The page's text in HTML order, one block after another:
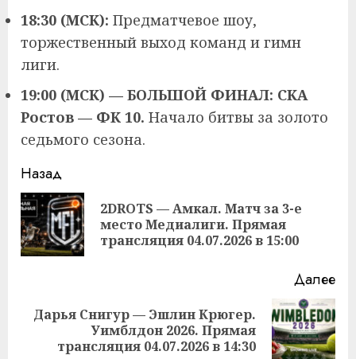
18:30 (МСК): Предматчевое шоу,
торжественный выход команд и гимн
лиги.
19:00 (МСК) — БОЛЬШОЙ ФИНАЛ: СКА
Ростов — ФК 10. Начало битвы за золото
седьмого сезона.
Продолжить
чтение
Назад
2DROTS — Амкал. Матч за 3-е
место Медиалиги. Прямая
трансляция 04.07.2026 в 15:00
Далее
Следующая
запись:
Дарья Снигур — Эшлин Крюгер.
Уимблдон 2026. Прямая
трансляция 04.07.2026 в 14:30